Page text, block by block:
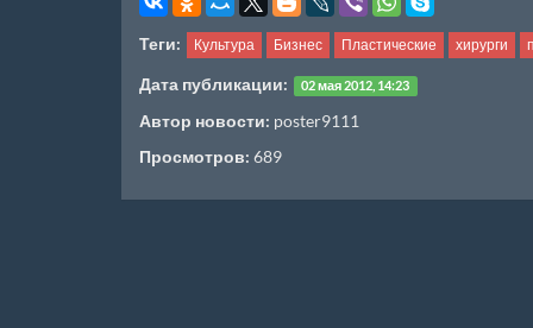
Теги: Культура Бизнес Пластические хирурги
Дата публикации: 02 мая 2012, 14:23
Автор новости: poster9111
Просмотров: 689